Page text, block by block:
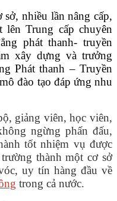
nhiều lần nâng cấp,
Trung cấp chuyên
phát thanh- truyền
xây dựng và trưởng
Phát thanh – Truyền
đào tạo đáp ứng nhu
giảng viên, học viên,
ngừng phấn đấu,
tốt nhiệm vụ được
thành một cơ sở
uy tín hàng đầu về
trong cả nước.